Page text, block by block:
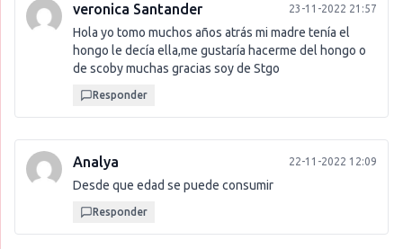
veronica Santander 23-11-2022 21:57
Hola yo tomo muchos años atrás mi madre tenía el
hongo le decía ella,me gustaría hacerme del hongo o
de scoby muchas gracias soy de Stgo
Responder
Analya 22-11-2022 12:09
Desde que edad se puede consumir
Responder